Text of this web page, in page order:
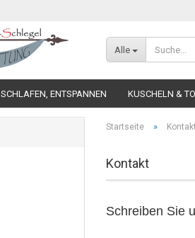
Alle
SCHLAFEN, ENTSPANNEN KUSCHELN &
Startseite » Kontakt
Kontakt
Schreiben Sie